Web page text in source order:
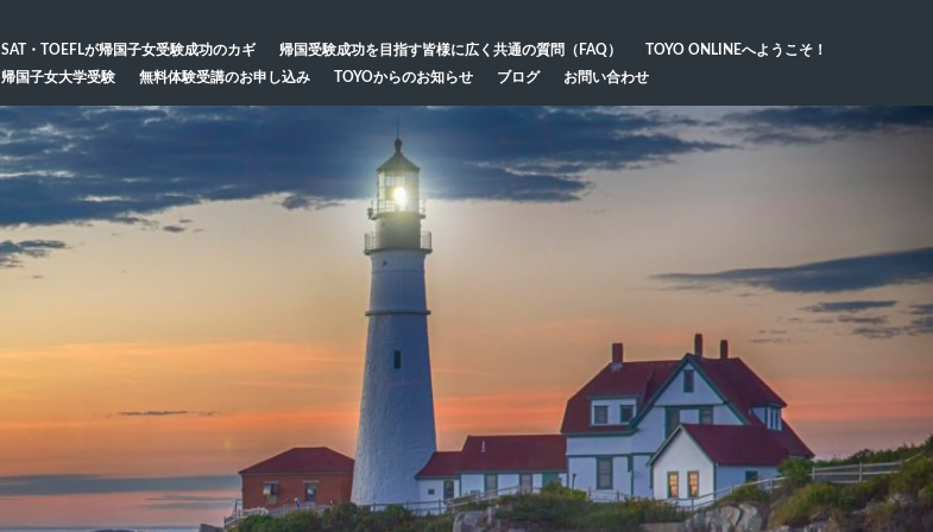
SAT・TOEFLが帰国子女受験成功のカギ 帰国受験成功を目指す皆様に広く共通の質問（FAQ）
TOYO ONLINEへようこそ！
帰国子女大学受験
無料体験受講のお申し込み TOYOからのお知らせ ブログ お問い合わせ